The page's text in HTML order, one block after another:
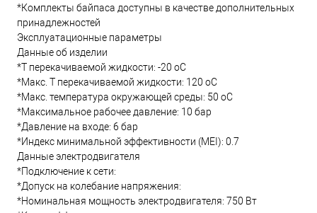
*Комплекты байпаса доступны в качестве дополнительных
принадлежностей
Эксплуатационные параметры
Данные об изделии
*Т перекачиваемой жидкости: -20 oC
*Макс. T перекачиваемой жидкости: 120 oC
*Макс. температура окружающей среды: 50 oC
*Максимальное рабочее давление: 10 бар
*Давление на входе: 6 бар
*Индекс минимальной эффективности (MEI): 0.7
Данные электродвигателя
*Подключение к сети:
*Допуск на колебание напряжения:
*Номинальная мощность электродвигателя: 750 Вт